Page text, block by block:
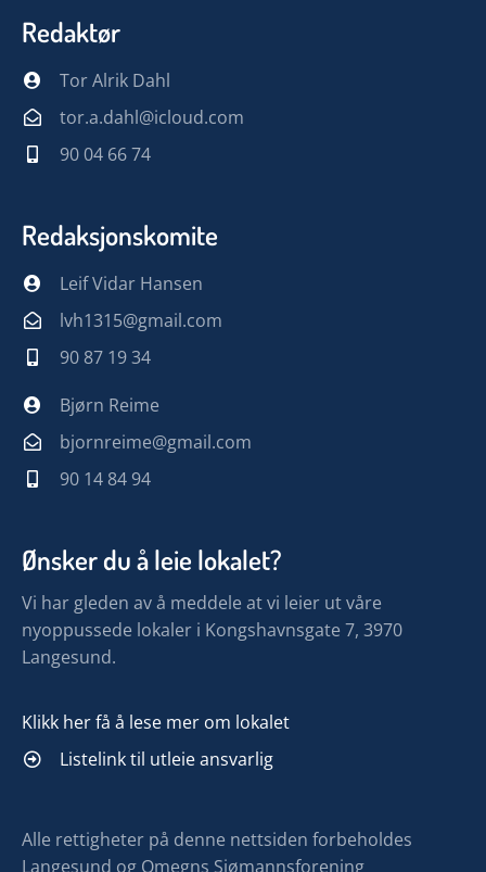
Redaktør
Tor Alrik Dahl
tor.a.dahl@icloud.com
90 04 66 74
Redaksjonskomite
Leif Vidar Hansen
lvh1315@gmail.com
90 87 19 34
Bjørn Reime
bjornreime@gmail.com
90 14 84 94
Ønsker du å leie lokalet?
Vi har gleden av å meddele at vi leier ut våre
nyoppussede lokaler i Kongshavnsgate 7, 3970
Langesund.
Klikk her få å lese mer om lokalet
Listelink til utleie ansvarlig
Alle rettigheter på denne nettsiden forbeholdes
Langesund og Omegns Sjømannsforening